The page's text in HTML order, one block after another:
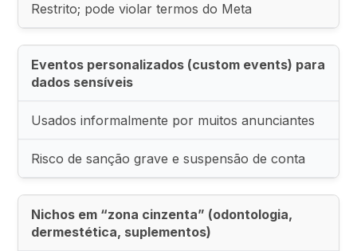
Restrito; pode violar termos do Meta
Eventos personalizados (custom events) para
dados sensíveis
Usados informalmente por muitos anunciantes
Risco de sanção grave e suspensão de conta
Nichos em “zona cinzenta” (odontologia,
dermestética, suplementos)